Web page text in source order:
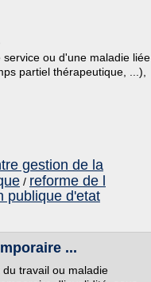
ou d'une maladie liée
partiel thérapeutique, ...),
gestion de la
/ reforme de l
publique d'etat
...
travail ou maladie